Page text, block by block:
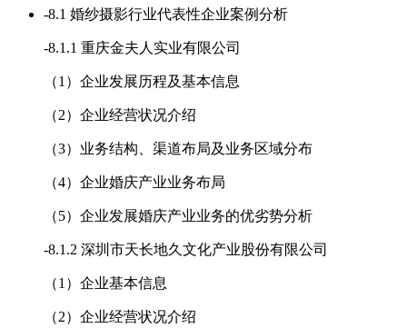
-8.1 婚纱摄影行业代表性企业案例分析
-8.1.1 重庆金夫人实业有限公司
（1）企业发展历程及基本信息
（2）企业经营状况介绍
（3）业务结构、渠道布局及业务区域分布
（4）企业婚庆产业业务布局
（5）企业发展婚庆产业业务的优劣势分析
-8.1.2 深圳市天长地久文化产业股份有限公司
（1）企业基本信息
（2）企业经营状况介绍